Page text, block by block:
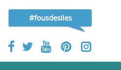
#fousdesiles